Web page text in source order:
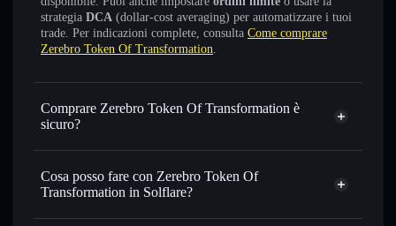
strategia DCA (dollar-cost averaging) per automatizzare i tuoi
trade. Per indicazioni complete, consulta Come comprare
Zerebro Token Of Transformation.
Comprare Zerebro Token Of Transformation è
sicuro?
Zerebro Token Of Transformation token verificato
Cosa posso fare con Zerebro Token Of
Transformation in Solflare?
Zerebro Token Of Transformation wallet Solflare